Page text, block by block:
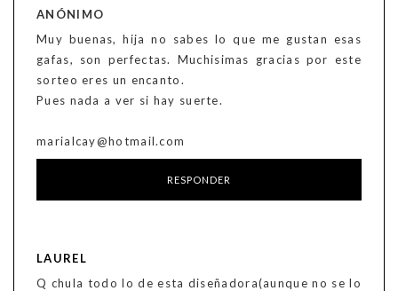
ANÓNIMO
Muy buenas, hija no sabes lo que me gustan esas
gafas, son perfectas. Muchisimas gracias por este
sorteo eres un encanto.
Pues nada a ver si hay suerte.
marialcay@hotmail.com
RESPONDER
LAUREL
Q chula todo lo de esta diseñadora(aunque no se lo